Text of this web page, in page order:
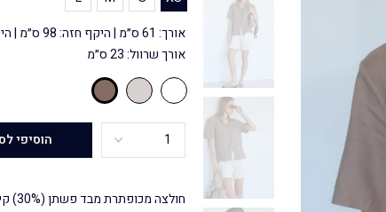
אורך שרוול: 23 ס״מ
הוסיפי
חולצה מכופתרת מבד פשתן (30%) קייצי וקליל, בגזרה משוחררת